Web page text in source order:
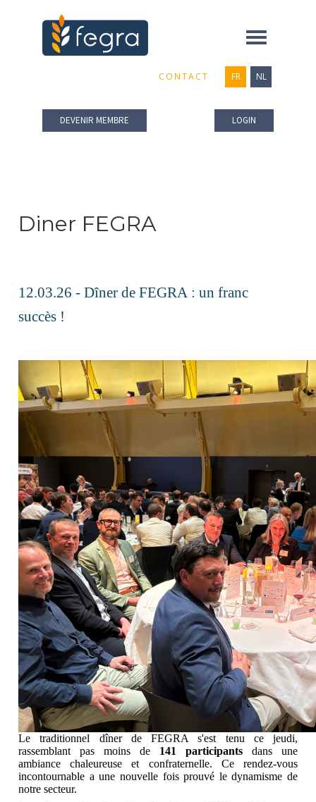
Toggle
CONTACT FR NL
DEVENIR MEMBRE LOGIN
Diner FEGRA
12.03.26 - Dîner de FEGRA : un franc
succès !
Le traditionnel dîner de FEGRA s'est tenu ce jeudi,
rassemblant pas moins de 141 participants dans une
ambiance chaleureuse et confraternelle. Ce rendez-vous
incontournable a une nouvelle fois prouvé le dynamisme de
notre secteur.